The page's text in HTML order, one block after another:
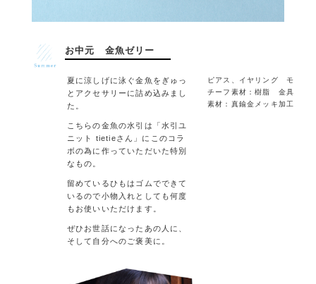
お中元 金魚ゼリー
夏に涼しげに泳ぐ金魚をぎゅっ
とアクセサリーに詰め込みまし
た。
こちらの金魚の水引は「水引ユ
ニット tietieさん」にこのコラ
ボの為に作っていただいた特別
なもの。
留めているひもはゴムでできて
いるので小物入れとしても何度
もお使いいただけます。
ぜひお世話になったあの人に、
そして自分へのご褒美に。
ピアス、イヤリング モ
チーフ素材：樹脂 金具
素材：真鍮金メッキ加工